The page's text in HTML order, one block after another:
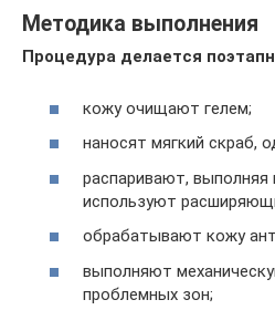
Методика выполнения
Процедура делается
кожу очищают гелем;
наносят мягкий скраб,
распаривают, выполняя
используют
обрабатывают кожу
выполняют
проблемных зон;